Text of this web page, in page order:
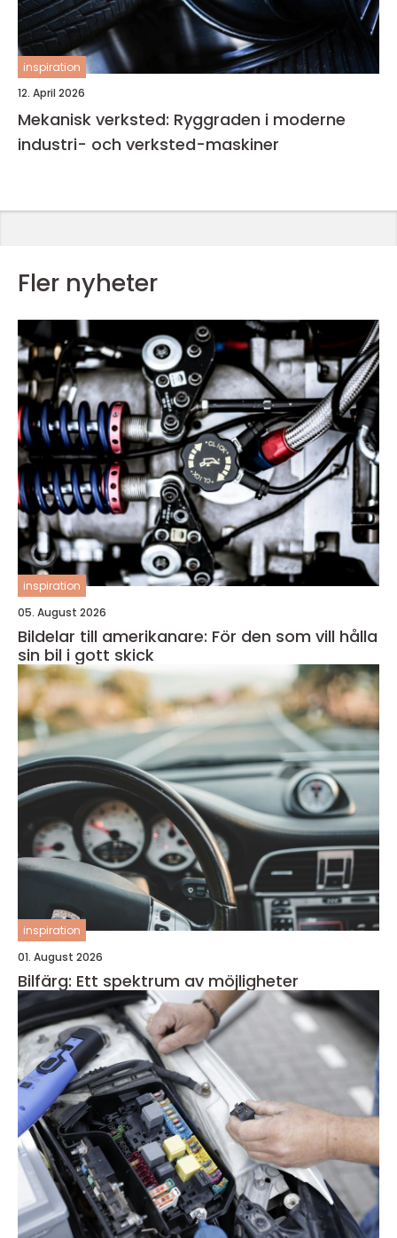
inspiration
12. April 2026
Mekanisk verksted: Ryggraden i moderne
industri- och verksted-maskiner
Fler nyheter
inspiration
05. August 2026
Bildelar till amerikanare: För den som vill hålla
sin bil i gott skick
inspiration
01. August 2026
Bilfärg: Ett spektrum av möjligheter